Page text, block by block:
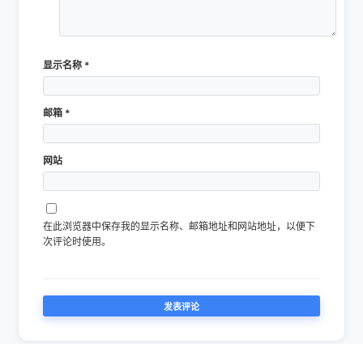
显示名称 *
邮箱 *
网站
在此浏览器中保存我的显示名称、邮箱地址和网站地址，以便下
次评论时使用。